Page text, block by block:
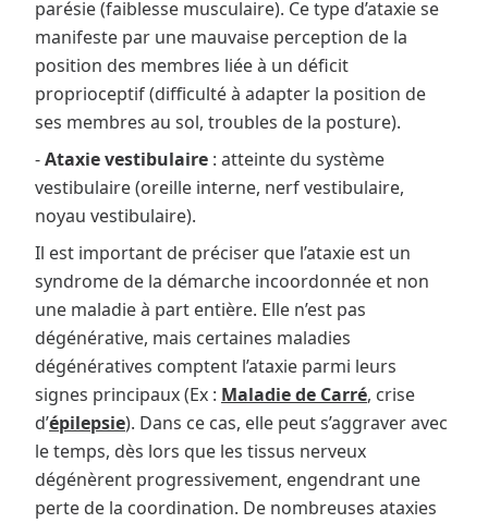
parésie (faiblesse musculaire). Ce type d’ataxie se
manifeste par une mauvaise perception de la
position des membres liée à un déficit
proprioceptif (difficulté à adapter la position de
ses membres au sol, troubles de la posture).
-Ataxie vestibulaire : atteinte du système
vestibulaire (oreille interne, nerf vestibulaire,
noyau vestibulaire).
Il est important de préciser que l’ataxie est un
syndrome de la démarche incoordonnée et non
une maladie à part entière. Elle n’est pas
dégénérative, mais certaines maladies
dégénératives comptent l’ataxie parmi leurs
signes principaux (Ex : Maladie de Carré, crise
d’épilepsie). Dans ce cas, elle peut s’aggraver avec
le temps, dès lors que les tissus nerveux
dégénèrent progressivement, engendrant une
perte de la coordination. De nombreuses ataxies